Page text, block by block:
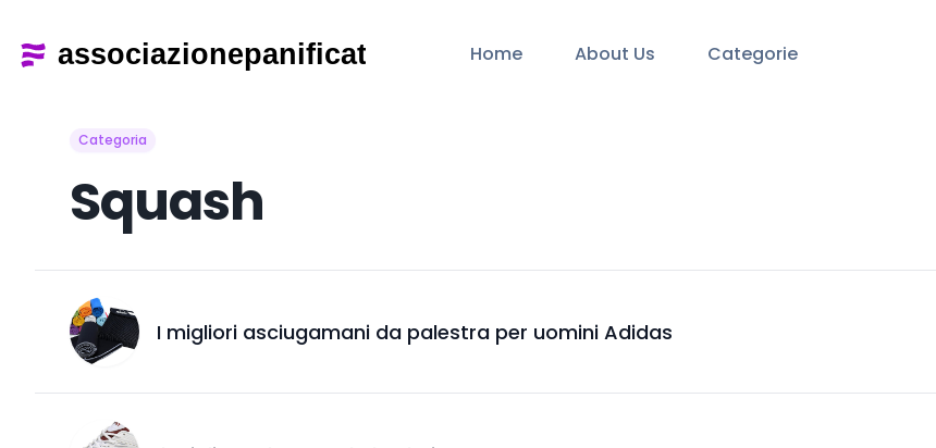
Home About Us Categorie
Categoria
Squash
I migliori asciugamani da palestra per uomini Adidas